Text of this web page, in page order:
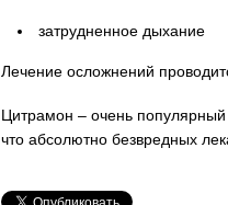
затрудненное дыхание
Лечение осложнений
Цитрамон – очень популярный
что абсолютно безвредных